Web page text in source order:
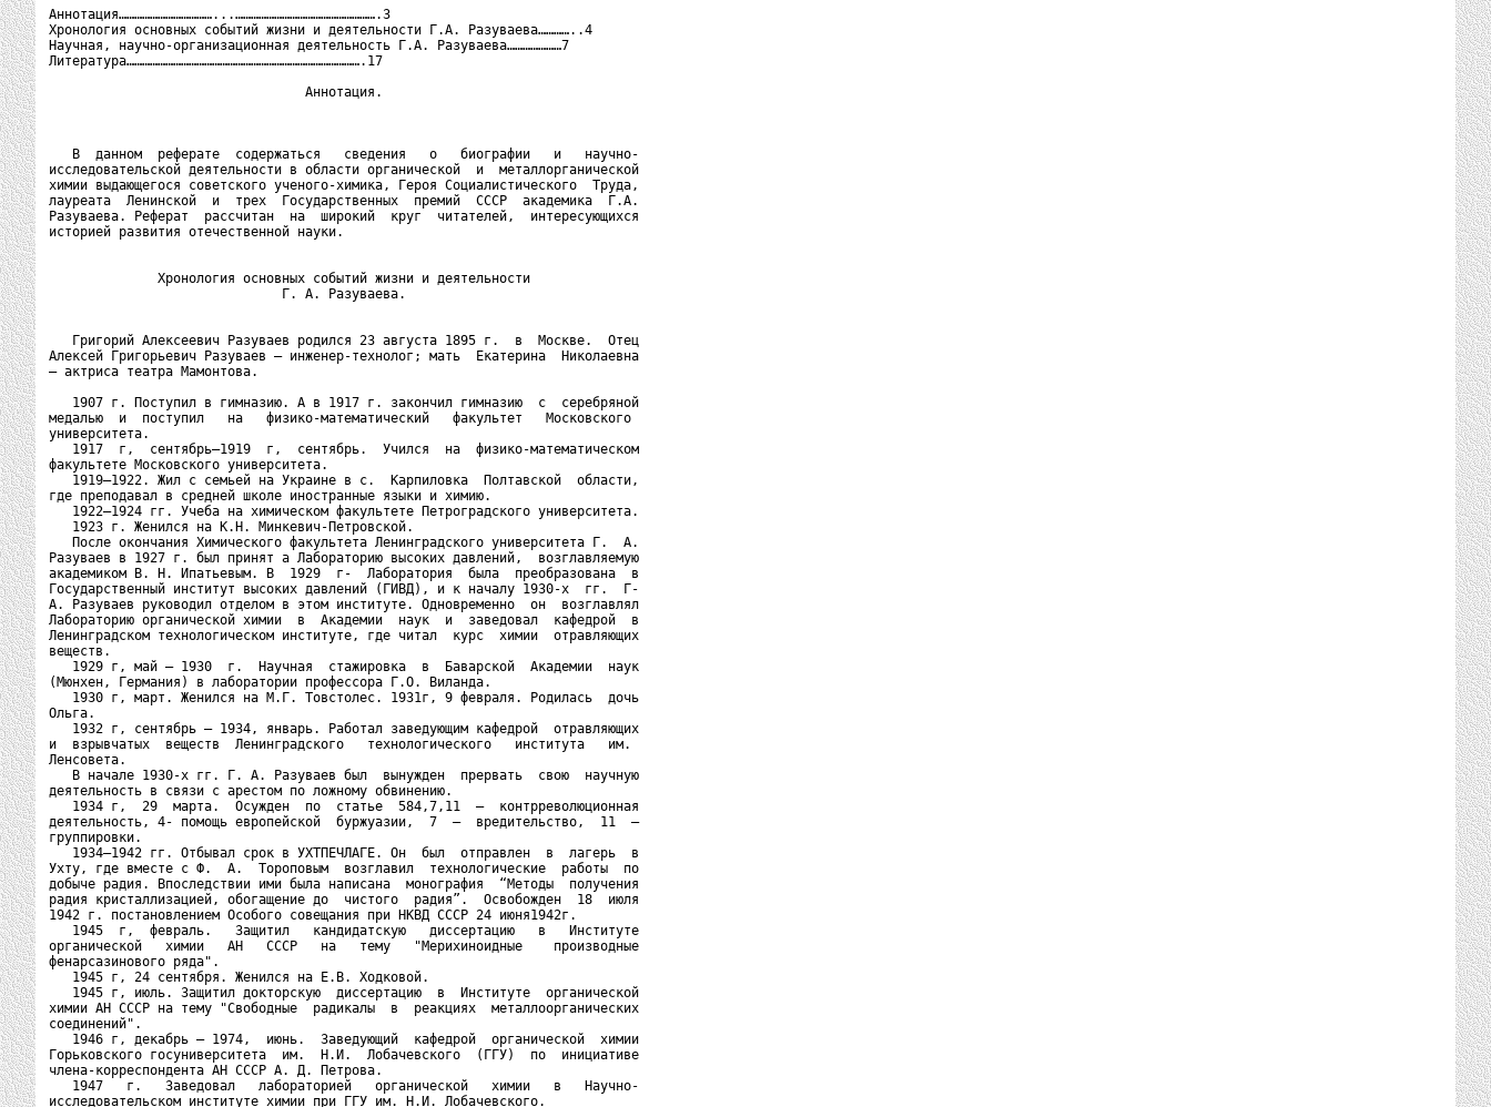
Аннотация………………………………...……………………………………………….3
Хронология основных событий жизни и деятельности Г.А. Разуваева…………..4
Научная, научно-организационная деятельность Г.А. Разуваева…………………7
Литература……………………………………………………………………………….17
                                 Аннотация.
   В  данном  реферате  содержаться   сведения   о   биографии   и   научно-
исследовательской деятельности в области органической  и  металлорганической
химии выдающегося советского ученого-химика, Героя Социалистического  Труда,
лауреата  Ленинской  и  трех  Государственных  премий  СССР  академика  Г.А.
Разуваева. Реферат  рассчитан  на  широкий  круг  читателей,  интересующихся
историей развития отечественной науки.
              Хронология основных событий жизни и деятельности
                              Г. А. Разуваева.
   Григорий Алексеевич Разуваев родился 23 августа 1895 г.  в  Москве.  Отец
Алексей Григорьевич Разуваев — инженер-технолог; мать  Екатерина  Николаевна
— актриса театра Мамонтова.
   1907 г. Поступил в гимназию. А в 1917 г. закончил гимназию  с  серебряной
медалью  и  поступил   на   физико-математический   факультет   Московского
университета.
   1917  г,  сентябрь—1919  г,  сентябрь.  Учился  на  физико-математическом
факультете Московского университета.
   1919—1922. Жил с семьей на Украине в с.  Карпиловка  Полтавской  области,
где преподавал в средней школе иностранные языки и химию.
   1922—1924 гг. Учеба на химическом факультете Петроградского университета.
   1923 г. Женился на К.Н. Минкевич-Петровской.
   После окончания Химического факультета Ленинградского университета Г.  А.
Разуваев в 1927 г. был принят а Лабораторию высоких давлений,  возглавляемую
академиком В. Н. Ипатьевым. В  1929  г-  Лаборатория  была  преобразована  в
Государственный институт высоких давлений (ГИВД), и к началу 1930-х  гг.  Г-
А. Разуваев руководил отделом в этом институте. Одновременно  он  возглавлял
Лабораторию органической химии  в  Академии  наук  и  заведовал  кафедрой  в
Ленинградском технологическом институте, где читал  курс  химии  отравляющих
веществ.
   1929 г, май — 1930  г.  Научная  стажировка  в  Баварской  Академии  наук
(Мюнхен, Германия) в лаборатории профессора Г.О. Виланда.
   1930 г, март. Женился на М.Г. Товстолес. 1931г, 9 февраля. Родилась  дочь
Ольга.
   1932 г, сентябрь — 1934, январь. Работал заведующим кафедрой  отравляющих
и  взрывчатых  веществ  Ленинградского   технологического   института   им.
Ленсовета.
   В начале 1930-х гг. Г. А. Разуваев был  вынужден  прервать  свою  научную
деятельность в связи с арестом по ложному обвинению.
   1934 г,  29  марта.  Осужден  по  статье  584,7,11  –  контрреволюционная
деятельность, 4- помощь европейской  буржуазии,  7  –  вредительство,  11  –
группировки.
   1934—1942 гг. Отбывал срок в УХТПЕЧЛАГЕ. Он  был  отправлен  в  лагерь  в
Ухту, где вместе с Ф.  А.  Тороповым  возглавил  технологические  работы  по
добыче радия. Впоследствии ими была написана  монография  “Методы  получения
радия кристаллизацией, обогащение до  чистого  радия”.  Освобожден  18  июля
1942 г. постановлением Особого совещания при НКВД СССР 24 июня1942г.
   1945  г,  февраль.   Защитил   кандидатскую   диссертацию   в   Институте
органической   химии   АН   СССР   на   тему   "Мерихиноидные    производные
фенарсазинового ряда".
   1945 г, 24 сентября. Женился на Е.В. Ходковой.
   1945 г, июль. Защитил докторскую  диссертацию  в  Институте  органической
химии АН СССР на тему "Свободные  радикалы  в  реакциях  металлоорганических
соединений".
   1946 г, декабрь — 1974,  июнь.  Заведующий  кафедрой  органической  химии
Горьковского госуниверситета  им.  Н.И.  Лобачевского  (ГГУ)  по  инициативе
члена-корреспондента АН СССР А. Д. Петрова.
   1947   г.   Заведовал   лабораторией   органической   химии   в   Научно-
исследовательском институте химии при ГГУ им. Н.И. Лобачевского.